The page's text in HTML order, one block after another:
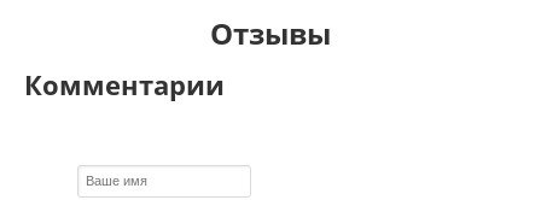
Отзывы
Комментарии